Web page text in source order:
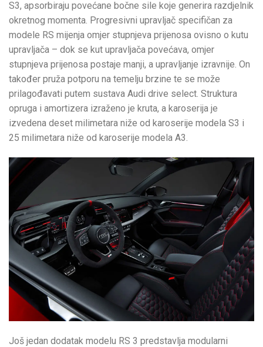
S3, apsorbiraju povećane bočne sile koje generira razdjelnik
okretnog momenta. Progresivni upravljač specifičan za
modele RS mijenja omjer stupnjeva prijenosa ovisno o kutu
upravljača – dok se kut upravljača povećava, omjer
stupnjeva prijenosa postaje manji, a upravljanje izravnije. On
također pruža potporu na temelju brzine te se može
prilagođavati putem sustava Audi drive select. Struktura
opruga i amortizera izraženo je kruta, a karoserija je
izvedena deset milimetara niže od karoserije modela S3 i
25 milimetara niže od karoserije modela A3.
Još jedan dodatak modelu RS 3 predstavlja modularni